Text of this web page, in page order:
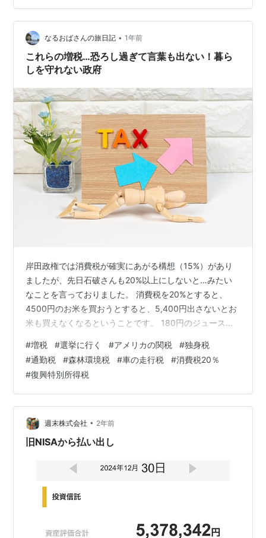
こでこの記事では、2024年までに行われた増税と、
2025年以降に行われる増税や税金に関する変更につい
て、増税に備えるための方法を解…
なるおばさんの旅日記 • 1年前
これらの増税…恐ろし過ぎて言葉も出ない！暮ら
しを守れない政府
岸田政権では消費税が確実にあがる構想（15%）があり
ましたが、先日石破さんも20%以上にしないと…みたい
なことを言っておりました。 消費税を20%とすると、
4500円のお米を買おうとすると、5,400円出さないとお
米も買えなくなるということです。 180円のジュースも
題です！ イギリスやフランスは20%の消費税を導入して
いますが、平均給料は年収650万位です。 日本の平均で
ある460万よりずっと高いので、そこと同じにするなん
て無謀なのは一目瞭然！！ アメリカの関税にもビックリ
👀でしたが、アメリカへの輸出が多い企業は大変なこと
ですね…。 ↑…
#増税 #選挙に行く #アメリカの関税 #独身税
#通勤税 #森林環境税 #車の走行税 #消費税20％
#復興特別所得税
週末株式会社 • 2年前
旧NISAから払い出し